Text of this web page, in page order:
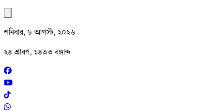
শনিবার, ৮ আগস্ট, ২০২৬
২৪ শ্রাবণ, ১৪৩৩ বঙ্গাব্দ